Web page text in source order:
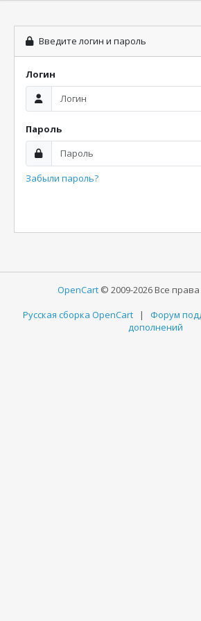
Введите логин и пароль
Логин
Пароль
Забыли пароль?
OpenCart © 2009-2026 Все
Русская сборка OpenCart | Форум
дополнений